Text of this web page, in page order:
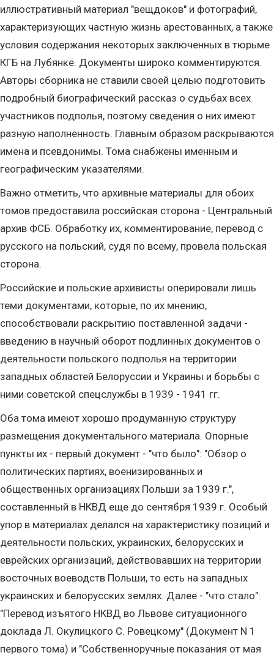
иллюстративный материал "вещдоков" и фотографий,
характеризующих частную жизнь арестованных, а также
условия содержания некоторых заключенных в тюрьме
КГБ на Лубянке. Документы широко комментируются.
Авторы сборника не ставили своей целью подготовить
подробный биографический рассказ о судьбах всех
участников подполья, поэтому сведения о них имеют
разную наполненность. Главным образом раскрываются
имена и псевдонимы. Тома снабжены именным и
географическим указателями.
Важно отметить, что архивные материалы для обоих
томов предоставила российская сторона - Центральный
архив ФСБ. Обработку их, комментирование, перевод с
русского на польский, судя по всему, провела польская
сторона.
Российские и польские архивисты оперировали лишь
теми документами, которые, по их мнению,
способствовали раскрытию поставленной задачи -
введению в научный оборот подлинных документов о
деятельности польского подполья на территории
западных областей Белоруссии и Украины и борьбы с
ними советской спецслужбы в 1939 - 1941 гг.
Оба тома имеют хорошо продуманную структуру
размещения документального материала. Опорные
пункты их - первый документ - "что было": "Обзор о
политических партиях, военизированных и
общественных организациях Польши за 1939 г.",
составленный в НКВД еще до сентября 1939 г. Особый
упор в материалах делался на характеристику позиций и
деятельности польских, украинских, белорусских и
еврейских организаций, действовавших на территории
восточных воеводств Польши, то есть на западных
украинских и белорусских землях. Далее - "что стало":
"Перевод изъятого НКВД во Львове ситуационного
доклада Л. Окулицкого С. Ровецкому" (Документ N 1
первого тома) и "Собственноручные показания от мая